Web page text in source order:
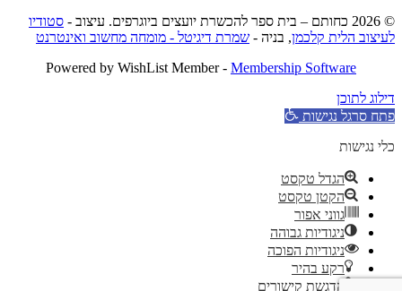
© 2026 כחותם – בית ספר להכשרת יועצים ביוגרפים. עיצוב -
סטודיו
לעיצוב הלית קלכמן, בניה - שמרת דיגיטל - מומחה מחשוב ואינטרנט
Powered by WishList Member - Membership Software
דילוג לתוכן
פתח סרגל נגישות
כלי נגישות
הגדל טקסט
הקטן טקסט
גווני אפור
ניגודיות גבוהה
ניגודיות הפוכה
רקע בהיר
הדגשת קישורים